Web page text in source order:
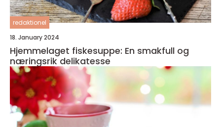
redaktionel
18. January 2024
Hjemmelaget fiskesuppe: En smakfull og
næringsrik delikatesse